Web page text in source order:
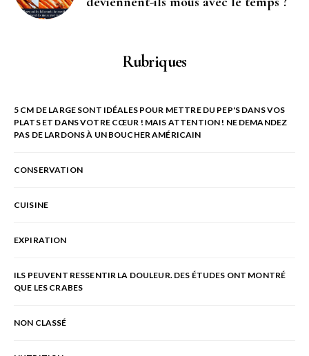
Rubriques
5 CM DE LARGE SONT IDÉALES POUR METTRE DU PEP'S DANS VOS
PLATS ET DANS VOTRE CŒUR ! MAIS ATTENTION ! NE DEMANDEZ
PAS DE LARDONS À UN BOUCHER AMÉRICAIN
CONSERVATION
CUISINE
EXPIRATION
ILS PEUVENT RESSENTIR LA DOULEUR. DES ÉTUDES ONT MONTRÉ
QUE LES CRABES
NON CLASSÉ